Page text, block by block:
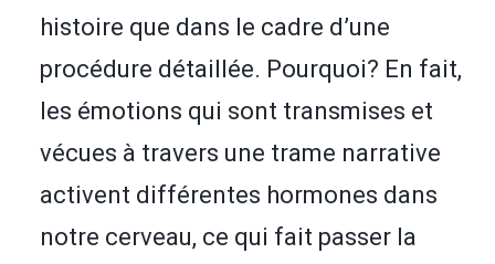
histoire que dans le cadre d’une
procédure détaillée. Pourquoi? En fait,
les émotions qui sont transmises et
vécues à travers une trame narrative
activent différentes hormones dans
notre cerveau, ce qui fait passer la